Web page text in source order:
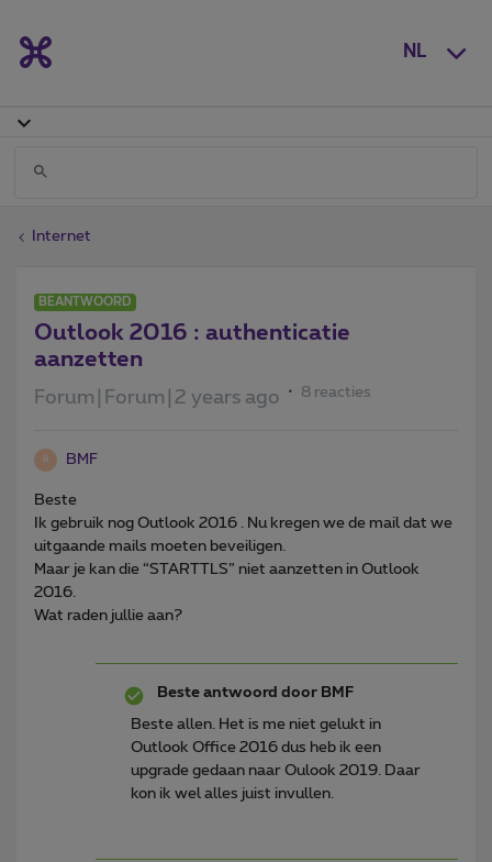
NL
Internet
BEANTWOORD
Outlook 2016 : authenticatie
aanzetten
Forum|Forum|2 years ago 8 reacties
B BMF
Beste
Ik gebruik nog Outlook 2016 . Nu kregen we de mail dat we
uitgaande mails moeten beveiligen.
Maar je kan die “STARTTLS” niet aanzetten in Outlook
2016.
Wat raden jullie aan?
Beste antwoord door BMF
Beste allen. Het is me niet gelukt in
Outlook Office 2016 dus heb ik een
upgrade gedaan naar Oulook 2019. Daar
kon ik wel alles juist invullen.